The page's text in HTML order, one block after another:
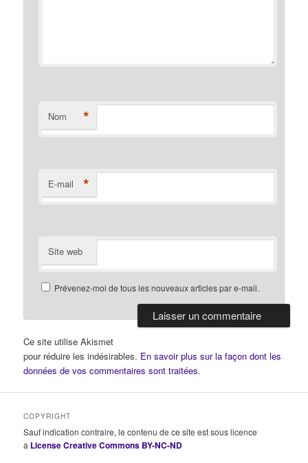
Nom *
E-mail *
Site web
Prévenez-moi de tous les nouveaux articles par e-mail.
Ce site utilise Akismet
pour réduire les indésirables. En savoir plus sur la façon dont les
données de vos commentaires sont traitées.
COPYRIGHT
Sauf indication contraire, le contenu de ce site est sous licence
a License Creative Commons BY-NC-ND